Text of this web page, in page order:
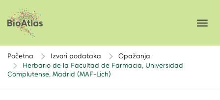
Početna Izvori podataka
Opažanja
Herbario de la Facultad de Farmacia, Universidad
Complutense, Madrid (MAF-Lich)